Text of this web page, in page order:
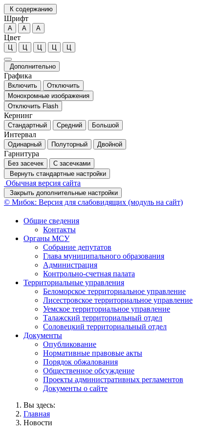
К содержанию
Шрифт
А А А
Цвет
Ц Ц Ц Ц Ц
Дополнительно
Графика
Включить
Отключить
Монохромные изображения
Отключить Flash
Кернинг
Стандартный Средний Большой
Интервал
Одинарный Полуторный Двойной
Гарнитура
Без засечек
С засечками
Вернуть стандартные настройки
Обычная версия сайта
Закрыть дополнительные настройки
© Мибок: Версия для слабовидящих (модуль на сайт)
Общие сведения
Контакты
Органы МСУ
Собрание депутатов
Глава муниципального образования
Администрация
Контрольно-счетная палата
Территориальные управления
Беломорское территориальное управление
Лисестровское территориальное управление
Уемское территориальное управление
Талажский территориальный отдел
Соловецкий территориальный отдел
Документы
Опубликование
Нормативные правовые акты
Порядок обжалования
Общественное обсуждение
Проекты административных регламентов
Документы о сайте
Вы здесь:
Главная
Новости